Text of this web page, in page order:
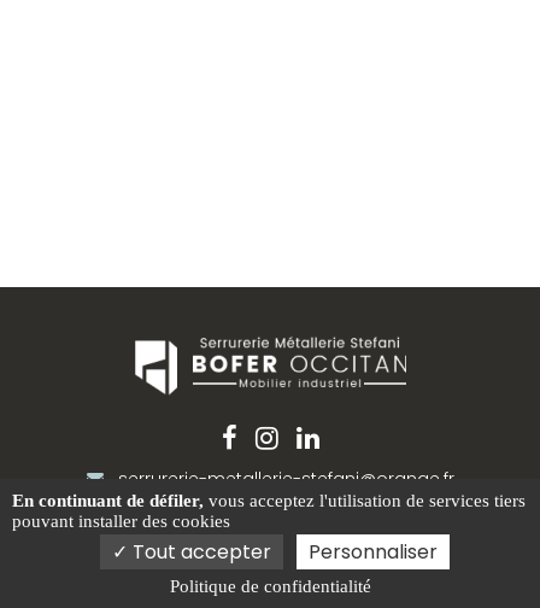
Z.A Activestre, 31390 Carbonne
06 75 20 58 05
serrurerie-metallerie-stefani@orange.fr
En continuant de défiler, vous acceptez l'utilisation de services tiers
pouvant installer des cookies
Tout accepter Personnaliser
Politique de confidentialité